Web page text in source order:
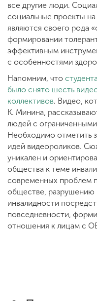
все другие люди.
социальные проекты
являются своего рода
формировании
эффективным
с особенностями
Напомним, что
было снято шесть
коллективов. Видео,
К. Минина,
людей с
Необходимо отметить
идей видеороликов.
уникален и
общества к теме
современных проблем
обществе, разрушению
инвалидности
повседневности,
отношения к лицам с